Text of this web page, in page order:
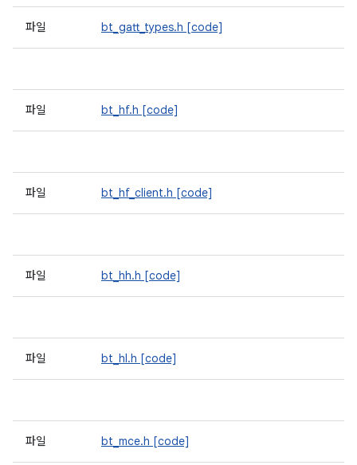
파일 bt_gatt_types.h [code]
파일 bt_hf.h [code]
파일 bt_hf_client.h [code]
파일 bt_hh.h [code]
파일 bt_hl.h [code]
파일 bt_mce.h [code]